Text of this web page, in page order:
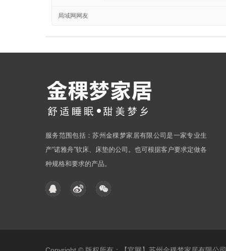
局域网网友
服务范围包括：苏州金稞梦家居有限公司是一家专业生
产“诺雅舟”软床、床垫的公司。也可根据客户要求定做各
种规格和要求的产品。